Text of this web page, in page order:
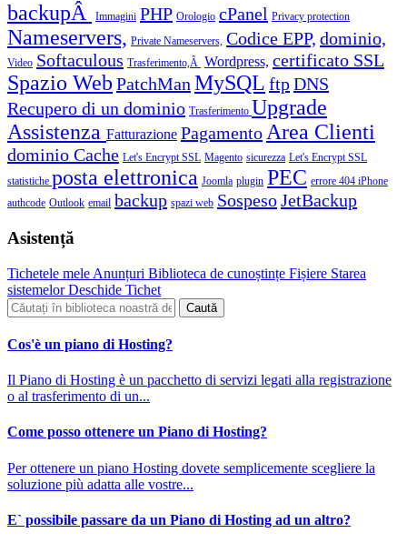
backupÂ Immagini PHP Orologio cPanel Privacy protection
Nameservers, Private Nameservers, Codice EPP, dominio,
Video Softaculous Trasferimento,Â Wordpress, certificato SSL
Spazio Web PatchMan MySQL ftpDNS
Recupero di un dominio Trasferimento Upgrade
Assistenza Fatturazione Pagamento Area Clienti
dominio Cache Let's Encrypt SSL Magento sicurezza Let's Encrypt SSL
statistiche posta elettronica Joomla plugin PEC errore 404 iPhone
authcode Outlook email backup spazi web SospesoJetBackup
Asistență
Tichetele mele Anunțuri Biblioteca de cunoștințe Fișiere Starea
sistemelorDeschide Tichet
Cos'è un piano di Hosting?
Il Piano di Hosting è un pacchetto di servizi legati alla registrazione
o al trasferimento di un...
Come posso ottenere un Piano di Hosting?
Per ottenere un piano Hosting dovete semplicemente scegliere la
soluzione più adatta alle vostre...
E` possibile passare da un Piano di Hosting ad un altro?